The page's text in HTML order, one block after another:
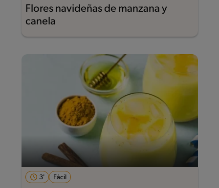
Flores navideñas de manzana y
canela
3' Fácil